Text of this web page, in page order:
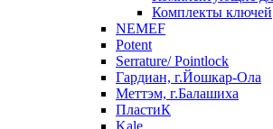
Комплекты ключей
NEMEF
Potent
Serrature/ Pointlock
Гардиан, г.Йошкар-Ола
Меттэм, г.Балашиха
ПластиК
Kale